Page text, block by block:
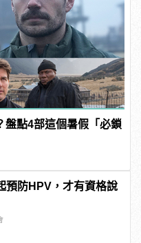
點4部這個暑假「必鎖
預防HPV，才有資格說